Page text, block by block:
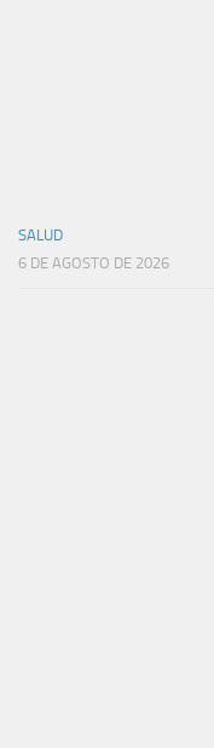
SALUD
6 DE AGOSTO DE 2026